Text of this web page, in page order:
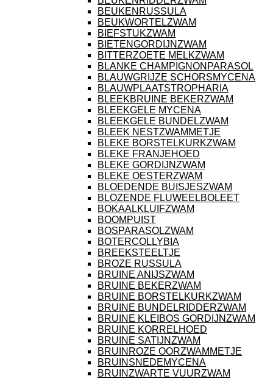
BEUKENRUSSULA
BEUKWORTELZWAM
BIEFSTUKZWAM
BIETENGORDIJNZWAM
BITTERZOETE MELKZWAM
BLANKE CHAMPIGNONPARASOL
BLAUWGRIJZE SCHORSMYCENA
BLAUWPLAATSTROPHARIA
BLEEKBRUINE BEKERZWAM
BLEEKGELE MYCENA
BLEEKGELE BUNDELZWAM
BLEEK NESTZWAMMETJE
BLEKE BORSTELKURKZWAM
BLEKE FRANJEHOED
BLEKE GORDIJNZWAM
BLEKE OESTERZWAM
BLOEDENDE BUISJESZWAM
BLOZENDE FLUWEELBOLEET
BOKAALKLUIFZWAM
BOOMPUIST
BOSPARASOLZWAM
BOTERCOLLYBIA
BREEKSTEELTJE
BROZE RUSSULA
BRUINE ANIJSZWAM
BRUINE BEKERZWAM
BRUINE BORSTELKURKZWAM
BRUINE BUNDELRIDDERZWAM
BRUINE KLEIBOS GORDIJNZWAM
BRUINE KORRELHOED
BRUINE SATIJNZWAM
BRUINROZE OORZWAMMETJE
BRUINSNEDEMYCENA
BRUINZWARTE VUURZWAM